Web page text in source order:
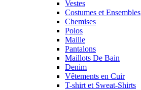
Vestes
Costumes et Ensembles
Chemises
Polos
Maille
Pantalons
Maillots De Bain
Denim
Vêtements en Cuir
T-shirt et Sweat-Shirts